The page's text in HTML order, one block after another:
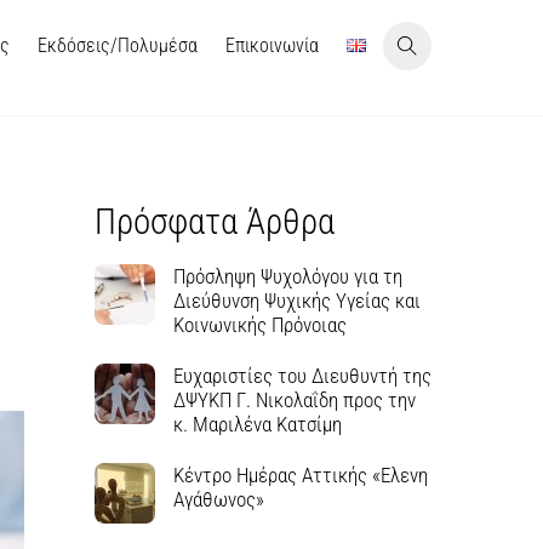
Εκδόσεις/Πολυμέσα Επικοινωνία
Πρόσφατα Άρθρα
Πρόσληψη Ψυχολόγου για τη
Διεύθυνση Ψυχικής Υγείας και
Κοινωνικής Πρόνοιας
Ευχαριστίες του Διευθυντή της
ΔΨΥΚΠ Γ. Νικολαΐδη προς την
κ. Μαριλένα Κατσίμη
Κέντρο Ημέρας Αττικής «Ελενη
Αγάθωνος»